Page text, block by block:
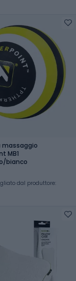
massaggio
MB1
bianco
dal produttore: